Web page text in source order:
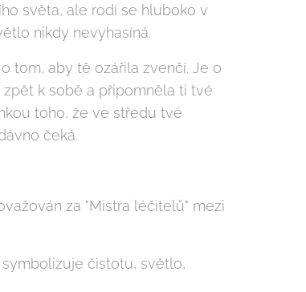
světa, ale rodí se hluboko v
nikdy nevyhasíná.
tom, aby tě ozářila zvenčí. Je o
k sobě a připomněla ti tvé
toho, že ve středu tvé
čeká.
za "Mistra léčitelů" mezi
čistotu, světlo,